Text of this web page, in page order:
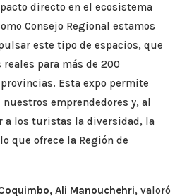
directo en el ecosistema
Consejo Regional estamos
este tipo de espacios, que
para más de 200
Esta expo permite
emprendedores y, al
a los turistas la diversidad, la
que ofrece la Región de
Ali Manouchehri, valoró